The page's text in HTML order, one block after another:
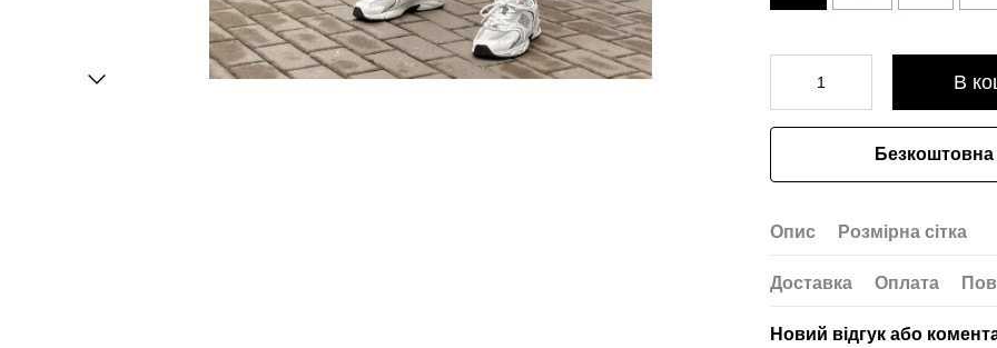
В
Безкоштовна
Опис Розмірна сітка
Доставка Оплата
Новий відгук або